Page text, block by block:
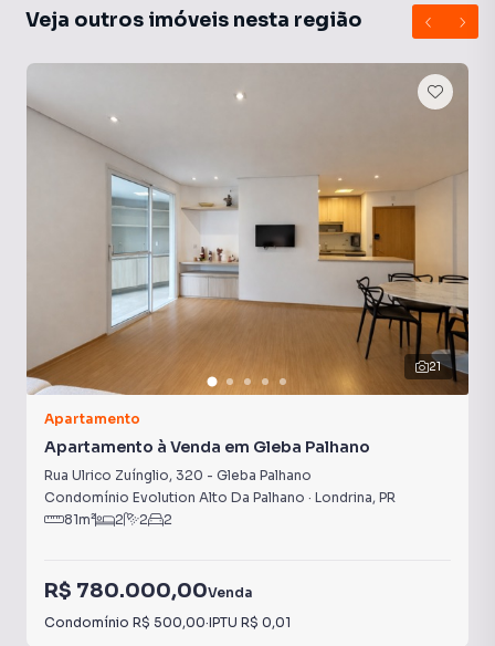
Veja outros imóveis nesta região
21
Apartamento
Apartamento à Venda em Gleba Palhano
Rua Ulrico Zuínglio, 320 - Gleba Palhano
Condomínio Evolution Alto Da Palhano · Londrina, PR
81m² 2 2 2
R$ 780.000,00Venda
Condomínio R$ 500,00·IPTU R$ 0,01